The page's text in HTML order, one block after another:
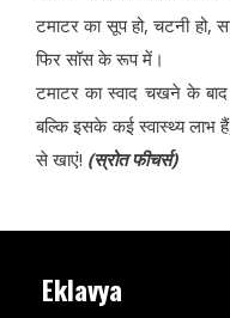
टमाटर का सूप हो, चटनी हो,
फिर सॉस के रूप में।
टमाटर का स्वाद चखने के
बल्कि इसके कई स्वास्थ्य
से खाएं! (स्रोत फीचर्स)
Eklavya